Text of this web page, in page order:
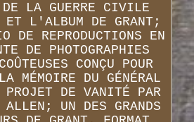
LA GUERRE CIVILE
ET L'ALBUM DE GRANT;
DE REPRODUCTIONS EN
DE PHOTOGRAPHIES
CONÇU POUR
MÉMOIRE DU GÉNÉRAL
DE VANITÉ PAR
UN DES GRANDS